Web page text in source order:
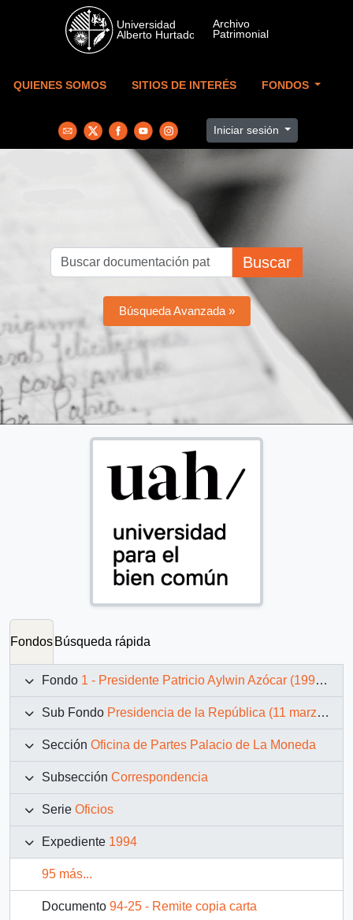
Skip to main content
QUIENES SOMOS SITIOS DE INTERÉS FONDOS
Iniciar sesión
Buscar
Búsqueda Avanzada »
Fondos Búsqueda rápida
Fondo 1 - Presidente Patricio Aylwin Azócar (1990-1994)
Sub Fondo Presidencia de la República (11 marzo 1990 – 11 marzo 1994)
Sección Oficina de Partes Palacio de La Moneda
Subsección Correspondencia
Serie Oficios
Expediente 1994
95 más...
Documento 94-25 - Remite copia carta